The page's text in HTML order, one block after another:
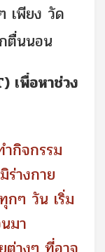
เพียง วัด
ตื่นนอน
เพื่อหาช่วง
กิจกรรม
างกาย
ๆ วัน เริ่ม
มา